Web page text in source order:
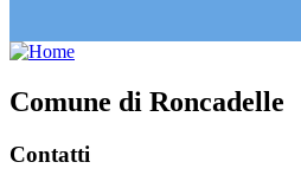
Comune di Roncadelle
Contatti